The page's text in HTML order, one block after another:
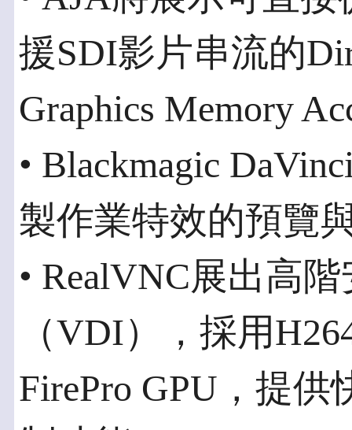
援SDI影片串流的
Graphics Memory
• Blackmagic
製作業特效的預覽
• RealVNC展出高
（VDI），採用
FirePro GPU，提